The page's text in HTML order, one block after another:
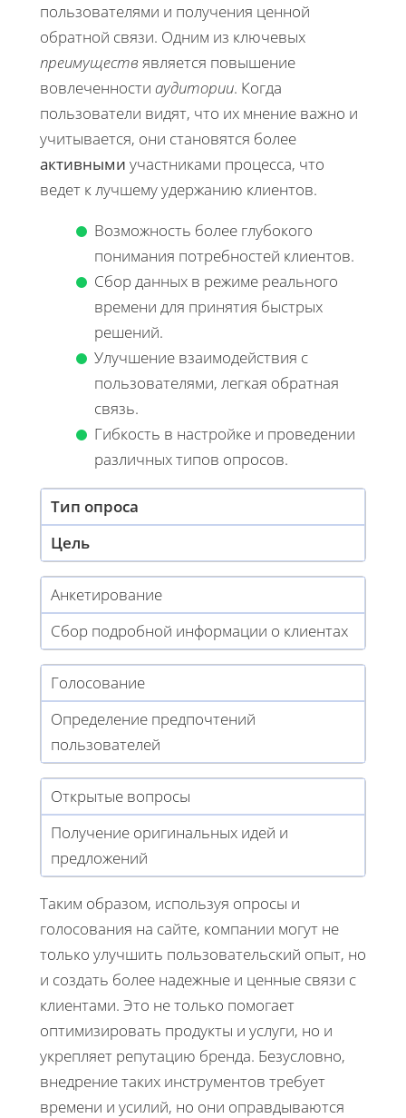
пользователями и получения ценной
обратной связи. Одним из ключевых
преимуществ является повышение
вовлеченности аудитории. Когда
пользователи видят, что их мнение важно и
учитывается, они становятся более
активными участниками процесса, что
ведет к лучшему удержанию клиентов.
Возможность более глубокого
понимания потребностей клиентов.
Сбор данных в режиме реального
времени для принятия быстрых
решений.
Улучшение взаимодействия с
пользователями, легкая обратная
связь.
Гибкость в настройке и проведении
различных типов опросов.
Тип опроса
Цель
Анкетирование
Сбор подробной информации о клиентах
Голосование
Определение предпочтений
пользователей
Открытые вопросы
Получение оригинальных идей и
предложений
Таким образом, используя опросы и
голосования на сайте, компании могут не
только улучшить пользовательский опыт, но
и создать более надежные и ценные связи с
клиентами. Это не только помогает
оптимизировать продукты и услуги, но и
укрепляет репутацию бренда. Безусловно,
внедрение таких инструментов требует
времени и усилий, но они оправдываются